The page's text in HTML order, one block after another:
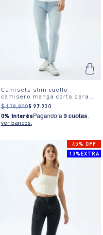
Camiseta slim cuello
camisero manga corta para
mujer
$ 139.900$ 97.930
0% Interés Pagando a 3 cuotas.
ver bancos.
45% OFF
10%EXTRA